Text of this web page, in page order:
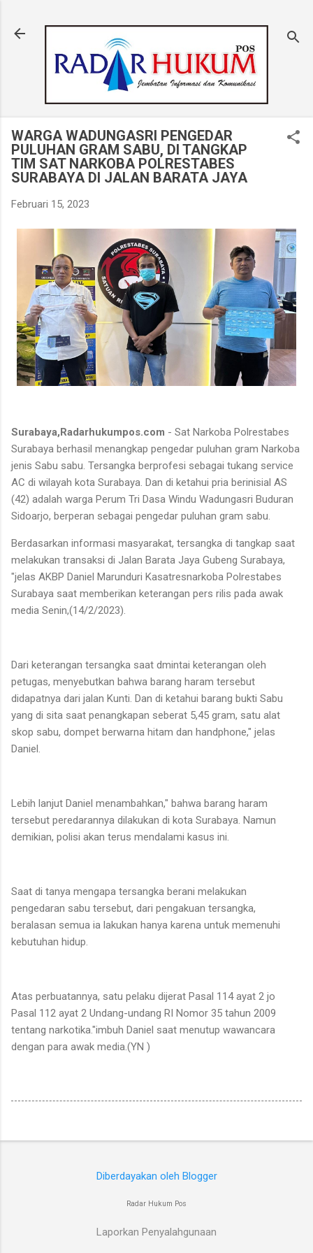
WARGA WADUNGASRI PENGEDAR
PULUHAN GRAM SABU, DI TANGKAP
TIM SAT NARKOBA POLRESTABES
SURABAYA DI JALAN BARATA JAYA
Februari 15, 2023
Surabaya,Radarhukumpos.com - Sat Narkoba Polrestabes
Surabaya berhasil menangkap pengedar puluhan gram Narkoba
jenis Sabu sabu. Tersangka berprofesi sebagai tukang service
AC di wilayah kota Surabaya. Dan di ketahui pria berinisial AS
(42) adalah warga Perum Tri Dasa Windu Wadungasri Buduran
Sidoarjo, berperan sebagai pengedar puluhan gram sabu.
Berdasarkan informasi masyarakat, tersangka di tangkap saat
melakukan transaksi di Jalan Barata Jaya Gubeng Surabaya,
"jelas AKBP Daniel Marunduri Kasatresnarkoba Polrestabes
Surabaya saat memberikan keterangan pers rilis pada awak
media Senin,(14/2/2023).
Dari keterangan tersangka saat dmintai keterangan oleh
petugas, menyebutkan bahwa barang haram tersebut
didapatnya dari jalan Kunti. Dan di ketahui barang bukti Sabu
yang di sita saat penangkapan seberat 5,45 gram, satu alat
skop sabu, dompet berwarna hitam dan handphone," jelas
Daniel.
Lebih lanjut Daniel menambahkan," bahwa barang haram
tersebut peredarannya dilakukan di kota Surabaya. Namun
demikian, polisi akan terus mendalami kasus ini.
Saat di tanya mengapa tersangka berani melakukan
pengedaran sabu tersebut, dari pengakuan tersangka,
beralasan semua ia lakukan hanya karena untuk memenuhi
kebutuhan hidup.
Atas perbuatannya, satu pelaku dijerat Pasal 114 ayat 2 jo
Pasal 112 ayat 2 Undang-undang RI Nomor 35 tahun 2009
tentang narkotika."imbuh Daniel saat menutup wawancara
dengan para awak media.(YN )
Diberdayakan oleh Blogger
Radar Hukum Pos
Laporkan Penyalahgunaan